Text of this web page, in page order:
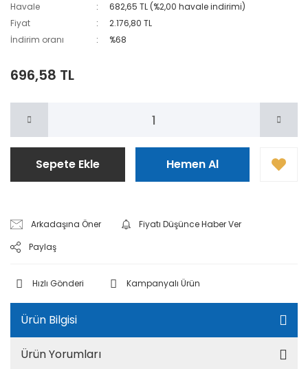
Havale
682,65 TL (%2,00 havale indirimi)
Fiyat
2.176,80 TL
İndirim oranı
%68
696,58 TL
Sepete Ekle Hemen Al
Arkadaşına Öner
Fiyatı Düşünce Haber Ver
Paylaş
Hızlı Gönderi Kampanyalı Ürün
Ürün Bilgisi
Ürün Yorumları